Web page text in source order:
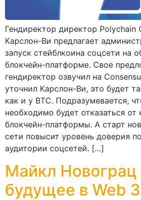
Гендиректор директор Polychain
Карслон-Ви предлагает
запуск стейблкоина соцсети на
блокчейн-платформе. Свое
гендиректор озвучил на
уточнил Карслон-Ви, это будет
как и у ВТС. Подразумевается,
необходимо будет отказаться от
блокчейн-платформы. А старт
сети повысит уровень доверия
аудитории соцсетей. […]
Майкл Новограц
будущее в Web